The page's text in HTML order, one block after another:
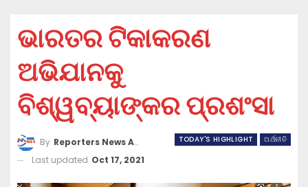
ଭାରତର ଟିକାକରଣ
ଅଭିଯାନକୁ
ବିଶ୍ୱବ୍ୟାଙ୍କର ପ୍ରଶଂସା
TODAY'S HIGHLIGHT ଅର୍ଥନୀତି
By Reporters News Agency
Last updated Oct 17, 2021